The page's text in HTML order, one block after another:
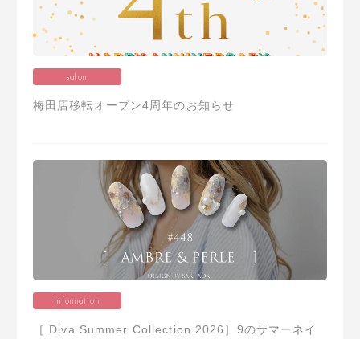
salon
梅田店移転オープン4周年のお知らせ
Information
［ Diva Summer Collection 2026］9のサマーネイ